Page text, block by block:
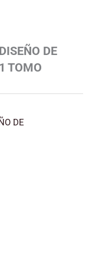
DE
TOMO
DE